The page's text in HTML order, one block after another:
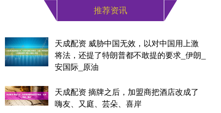
推荐资讯
天成配资 威胁中国无效，以对中国用上激
将法，还提了特朗普都不敢提的要求_伊朗_
安国际_原油
天成配资 摘牌之后，加盟商把酒店改成了
嗨友、又庭、芸朵、喜岸